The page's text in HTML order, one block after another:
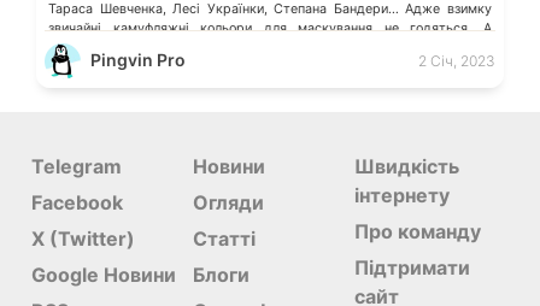
Тараса Шевченка, Лесі Українки, Степана Бандери… Адже взимку
звичайні камуфляжні кольори для маскування не годяться. А
портрети наших проводирів на білому фоні наче захищають не лише
зв’язок на фронті, а й […]
Pingvin Pro 2 Січ, 2023
Telegram
Facebook
X (Twitter)
Google Новини
Новини
Огляди
Статті
Блоги
Швидкість
інтернету
Про команду
Підтримати
сайт